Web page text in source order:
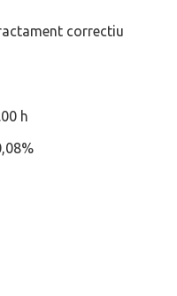
correctiu
h